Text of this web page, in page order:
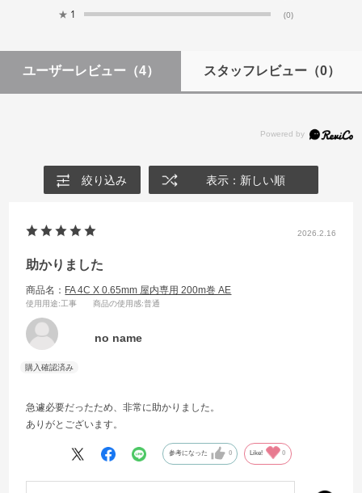
★ 1 (0)
ユーザーレビュー （4） スタッフレビュー（0）
絞り込み 表示：新しい順
2026.2.16
助かりました
商品名： FA 4C X 0.65mm 屋内専用 200m巻 AE
使用用途:工事 商品の使用感:普通
no name
急遽必要だったため、非常に助かりました。
ありがとございます。
参考になった 0 Like! 0